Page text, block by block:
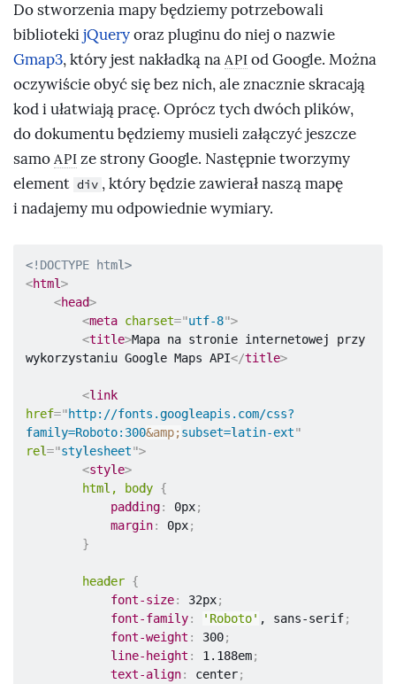
Do stworzenia mapy będziemy potrzebowali
bibliotekijQueryoraz pluginu do niej o nazwie
Gmap3, który jest nakładką na API od Google. Można
oczywiście obyć się bez nich, ale znacznie skracają
kod i ułatwiają pracę. Oprócz tych dwóch plików,
do dokumentu będziemy musieli załączyć jeszcze
samo API ze strony Google. Następnie tworzymy
element div , który będzie zawierał naszą mapę
i nadajemy mu odpowiednie wymiary.
<!DOCTYPE html>
<html>
<head>
<meta charset="utf-8">
<title>Mapa na stronie internetowej przy
wykorzystaniu Google Maps API</title>
<link
href="http://fonts.googleapis.com/css?
family=Roboto:300&amp;subset=latin-ext"
rel="stylesheet">
<style>
html, body {
padding: 0px;
margin: 0px;
}
header {
font-size: 32px;
font-family: 'Roboto' , sans-serif;
font-weight : 300;
line-height : 1.188em;
text-align: center;